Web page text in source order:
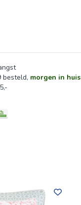
besteld, morgen in huis